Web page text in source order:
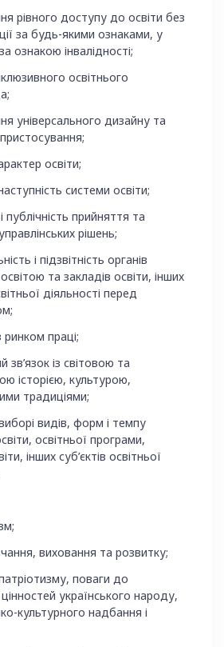
рівного доступу до освіти без
за будь-якими ознаками, у
ознакою інвалідності;
освітнього
універсального дизайну та
освіти;
наступність системи освіти;
публічність прийняття та
рішень;
і підзвітність органів
та закладів освіти, інших
діяльності перед
ринком праці;
зв’язок із світовою та
історією, культурою,
традиціями;
видів, форм і темпу
освітньої програми,
інших суб’єктів освітньої
виховання та розвитку;
поваги до
українського народу,
культурного надбання і